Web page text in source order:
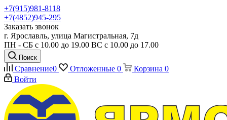
+7(915)981-8118
+7(4852)945-295
Заказать звонок
г. Ярославль, улица Магистральная, 7д
ПН - СБ с 10.00 до 19.00 ВС с 10.00 до 17.00
Поиск
Сравнение0 Отложенные 0 Корзина 0
Войти